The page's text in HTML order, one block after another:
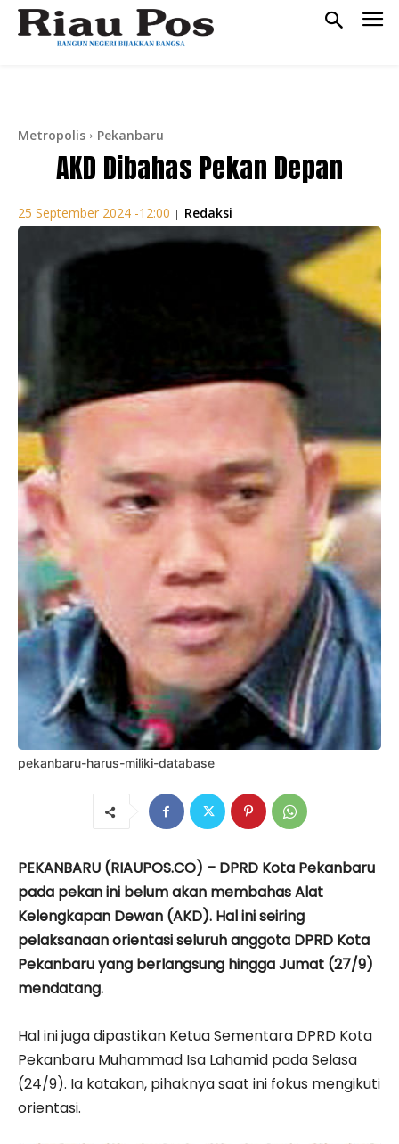
Metropolis Pekanbaru
AKD Dibahas Pekan Depan
25 September 2024 -12:00 | Redaksi
pekanbaru-harus-miliki-database
PEKANBARU (RIAUPOS.CO) – DPRD Kota Pekanbaru
pada pekan ini belum akan membahas Alat
Kelengkapan Dewan (AKD). Hal ini seiring
pelaksanaan orientasi seluruh anggota DPRD Kota
Pekanbaru yang berlangsung hingga Jumat (27/9)
mendatang.
Hal ini juga dipastikan Ketua Sementara DPRD Kota
Pekanbaru Muhammad Isa Lahamid pada Selasa
(24/9). Ia katakan, pihaknya saat ini fokus mengikuti
orientasi.